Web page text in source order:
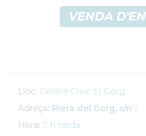
VENDA
Lloc: Centre Cívic El Gorg
Adreça: Riera del Gorg, s/n
Hora: 7 h tarda